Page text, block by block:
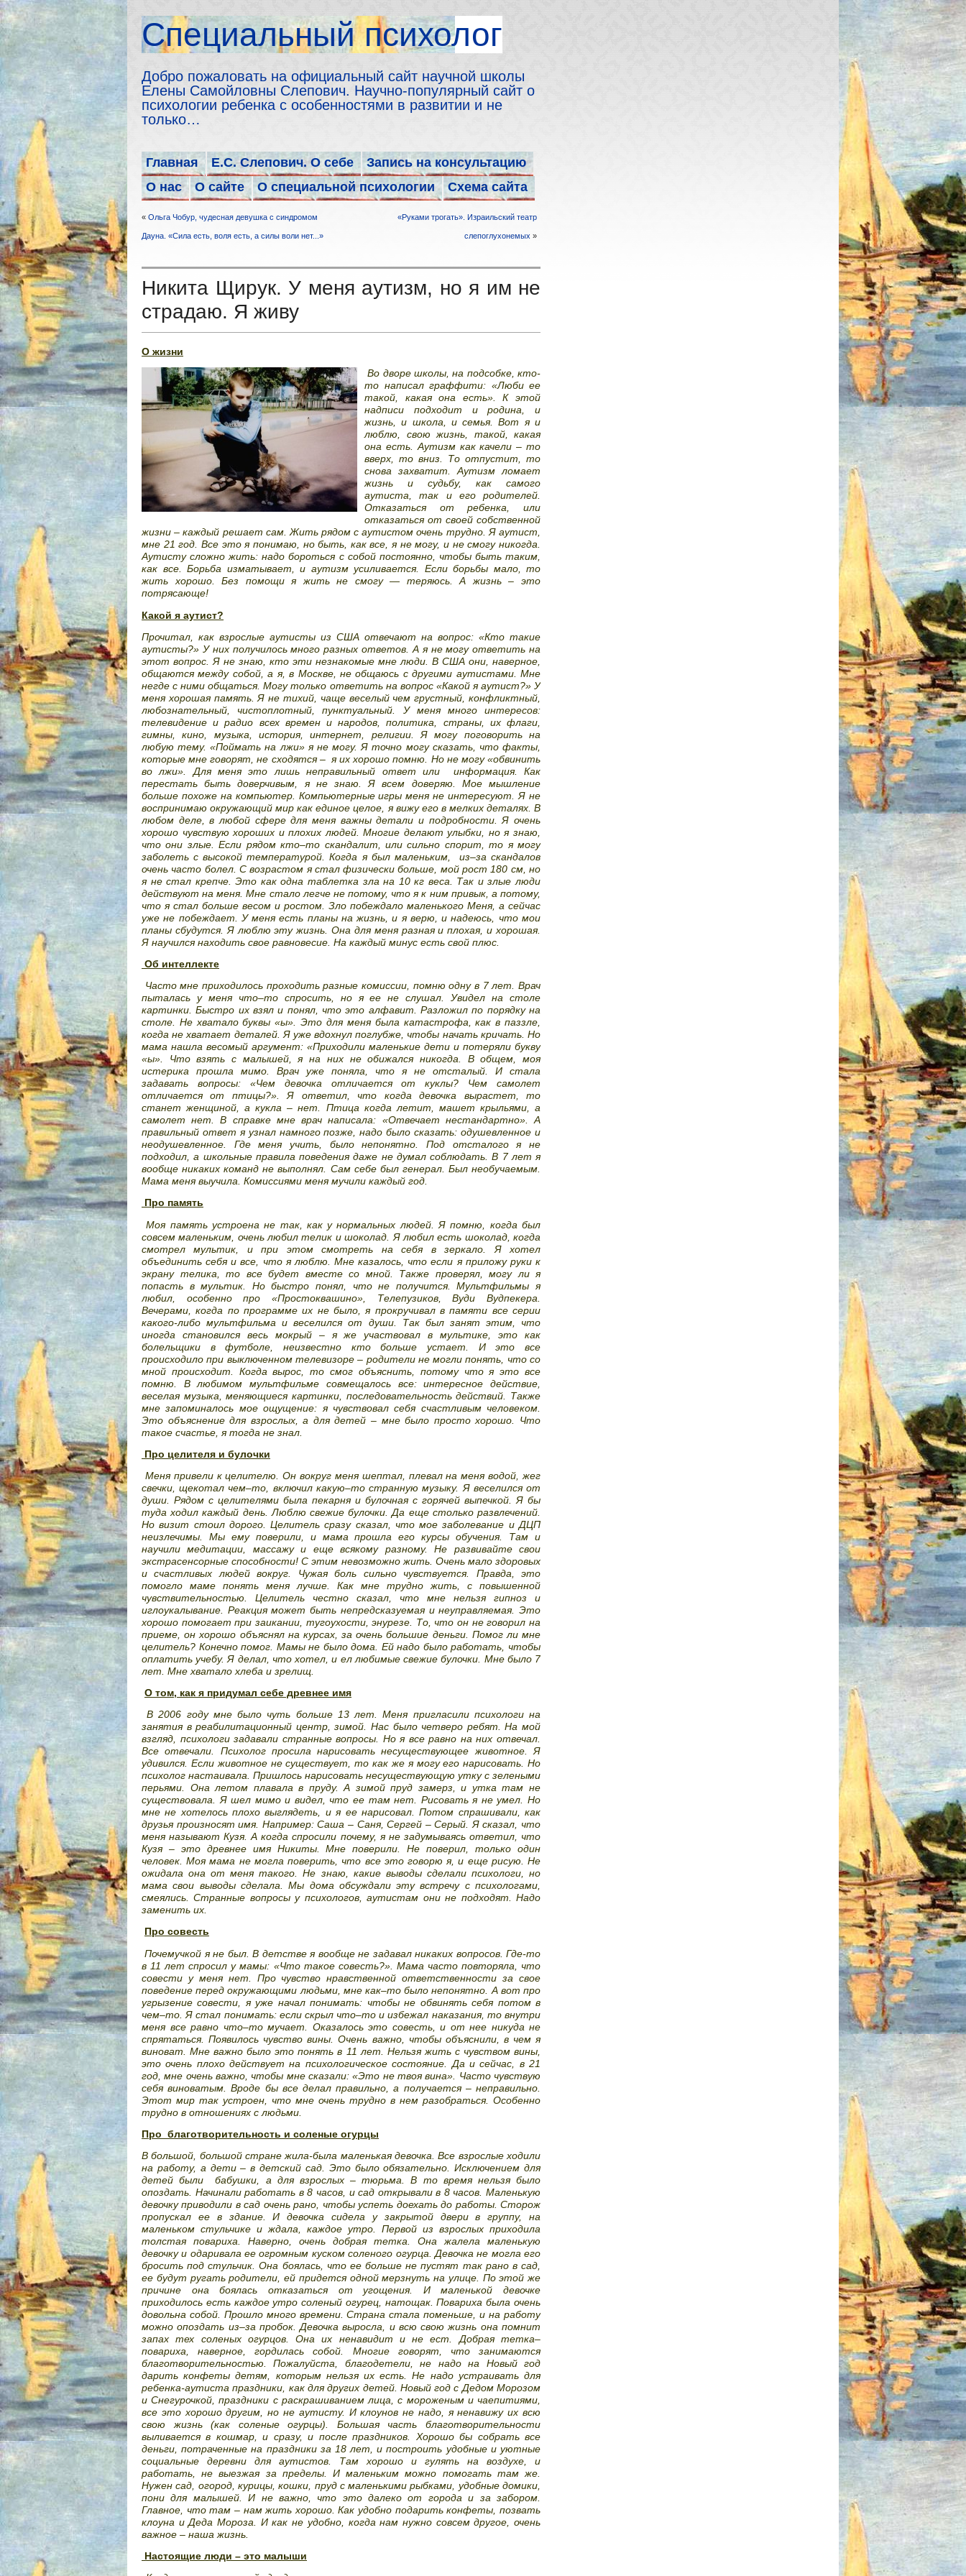
Cпециальный психолог
Добро пожаловать на официальный сайт научной школы
Елены Самойловны Слепович. Научно-популярный сайт о
психологии ребенка с особенностями в развитии и не
только…
Главная Е.С. Слепович. О себе
Запись на консультацию
О нас
О сайте О специальной психологии Схема сайта
« Ольга Чобур, чудесная девушка с синдромом
Дауна. «Сила есть, воля есть, а силы воли нет...»
«Руками трогать». Израильский театр
слепоглухонемых »
Никита Щирук. У меня аутизм, но я им не
страдаю. Я живу
О жизни
Во дворе школы, на подсобке, кто-
то написал граффити: «Люби ее
такой, какая она есть». К этой
надписи подходит и родина, и
жизнь, и школа, и семья. Вот я и
люблю, свою жизнь, такой, какая
она есть. Аутизм как качели – то
вверх, то вниз. То отпустит, то
снова захватит. Аутизм ломает
жизнь и судьбу, как самого
аутиста, так и его родителей.
Отказаться от ребенка, или
отказаться от своей собственной
жизни – каждый решает сам. Жить рядом с аутистом очень трудно. Я аутист,
мне 21 год. Все это я понимаю, но быть, как все, я не могу, и не смогу никогда.
Аутисту сложно жить: надо бороться с собой постоянно, чтобы быть таким,
как все. Борьба изматывает, и аутизм усиливается. Если борьбы мало, то
жить хорошо. Без помощи я жить не смогу — теряюсь. А жизнь – это
потрясающе!
Какой я аутист?
Прочитал, как взрослые аутисты из США отвечают на вопрос: «Кто такие
аутисты?» У них получилось много разных ответов. А я не могу ответить на
этот вопрос. Я не знаю, кто эти незнакомые мне люди. В США они, наверное,
общаются между собой, а я, в Москве, не общаюсь с другими аутистами. Мне
негде с ними общаться. Могу только ответить на вопрос «Какой я аутист?» У
меня хорошая память. Я не тихий, чаще веселый чем грустный, конфликтный,
любознательный, чистоплотный, пунктуальный. У меня много интересов:
телевидение и радио всех времен и народов, политика, страны, их флаги,
гимны, кино, музыка, история, интернет, религии. Я могу поговорить на
любую тему. «Поймать на лжи» я не могу. Я точно могу сказать, что факты,
которые мне говорят, не сходятся – я их хорошо помню. Но не могу «обвинить
во лжи». Для меня это лишь неправильный ответ или
информация. Как
перестать быть доверчивым, я не знаю. Я всем доверяю. Мое мышление
больше похоже на компьютер. Компьютерные игры меня не интересуют. Я не
воспринимаю окружающий мир как единое целое, я вижу его в мелких деталях. В
любом деле, в любой сфере для меня важны детали и подробности. Я очень
хорошо чувствую хороших и плохих людей. Многие делают улыбки, но я знаю,
что они злые. Если рядом кто–то скандалит, или сильно спорит, то я могу
заболеть с высокой температурой. Когда я был маленьким,
из–за скандалов
очень часто болел. С возрастом я стал физически больше, мой рост 180 см, но
я не стал крепче. Это как одна таблетка зла на 10 кг веса. Так и злые люди
действуют на меня. Мне стало легче не потому, что я к ним привык, а потому,
что я стал больше весом и ростом. Зло побеждало маленького Меня, а сейчас
уже не побеждает. У меня есть планы на жизнь, и я верю, и надеюсь, что мои
планы сбудутся. Я люблю эту жизнь. Она для меня разная и плохая, и хорошая.
Я научился находить свое равновесие. На каждый минус есть свой плюс.
Об интеллекте
Часто мне приходилось проходить разные комиссии, помню одну в 7 лет. Врач
пыталась у меня что–то спросить, но я ее не слушал. Увидел на столе
картинки. Быстро их взял и понял, что это алфавит. Разложил по порядку на
столе. Не хватало буквы «ы». Это для меня была катастрофа, как в паззле,
когда не хватает деталей. Я уже вдохнул поглубже, чтобы начать кричать. Но
мама нашла весомый аргумент: «Приходили маленькие дети и потеряли букву
«ы». Что взять с малышей, я на них не обижался никогда. В общем, моя
истерика прошла мимо. Врач уже поняла, что я не отсталый. И стала
задавать вопросы: «Чем девочка отличается от куклы? Чем самолет
отличается от птицы?». Я ответил, что когда девочка вырастет, то
станет женщиной, а кукла – нет. Птица когда летит, машет крыльями, а
самолет нет. В справке мне врач написала: «Отвечает нестандартно». А
правильный ответ я узнал намного позже, надо было сказать: одушевленное и
неодушевленное. Где меня учить, было непонятно. Под отсталого я не
подходил, а школьные правила поведения даже не думал соблюдать. В 7 лет я
вообще никаких команд не выполнял. Сам себе был генерал. Был необучаемым.
Мама меня выучила. Комиссиями меня мучили каждый год.
Про память
Моя память устроена не так, как у нормальных людей. Я помню, когда был
совсем маленьким, очень любил телик и шоколад. Я любил есть шоколад, когда
смотрел мультик, и при этом смотреть на себя в зеркало. Я хотел
объединить себя и все, что я люблю. Мне казалось, что если я приложу руки к
экрану телика, то все будет вместе со мной. Также проверял, могу ли я
попасть в мультик. Но быстро понял, что не получится. Мультфильмы я
любил, особенно про «Простоквашино», Телепузиков, Вуди Вудпекера.
Вечерами, когда по программе их не было, я прокручивал в памяти все серии
какого-либо мультфильма и веселился от души. Так был занят этим, что
иногда становился весь мокрый – я же участвовал в мультике, это как
болельщики в футболе, неизвестно кто больше устает. И это все
происходило при выключенном телевизоре – родители не могли понять, что со
мной происходит. Когда вырос, то смог объяснить, потому что я это все
помню. В любимом мультфильме совмещалось все: интересное действие,
веселая музыка, меняющиеся картинки, последовательность действий. Также
мне запоминалось мое ощущение: я чувствовал себя счастливым человеком.
Это объяснение для взрослых, а для детей – мне было просто хорошо. Что
такое счастье, я тогда не знал.
Про целителя и булочки
Меня привели к целителю. Он вокруг меня шептал, плевал на меня водой, жег
свечки, щекотал чем–то, включил какую–то странную музыку. Я веселился от
души. Рядом с целителями была пекарня и булочная с горячей выпечкой. Я бы
туда ходил каждый день. Люблю свежие булочки. Да еще столько развлечений.
Но визит стоил дорого. Целитель сразу сказал, что мое заболевание и ДЦП
неизлечимы. Мы ему поверили, и мама прошла его курсы обучения. Там и
научили медитации, массажу и еще всякому разному. Не развивайте свои
экстрасенсорные способности! С этим невозможно жить. Очень мало здоровых
и счастливых людей вокруг. Чужая боль сильно чувствуется. Правда, это
помогло маме понять меня лучше. Как мне трудно жить, с повышенной
чувствительностью. Целитель честно сказал, что мне нельзя гипноз и
иглоукалывание. Реакция может быть непредсказуемая и неуправляемая. Это
хорошо помогает при заикании, тугоухости, энурезе. То, что он не говорил на
приеме, он хорошо объяснял на курсах, за очень большие деньги. Помог ли мне
целитель? Конечно помог. Мамы не было дома. Ей надо было работать, чтобы
оплатить учебу. Я делал, что хотел, и ел любимые свежие булочки. Мне было 7
лет. Мне хватало хлеба и зрелищ.
О том, как я придумал себе древнее имя
В 2006 году мне было чуть больше 13 лет. Меня пригласили психологи на
занятия в реабилитационный центр, зимой. Нас было четверо ребят. На мой
взгляд, психологи задавали странные вопросы. Но я все равно на них отвечал.
Все отвечали. Психолог просила нарисовать несуществующее животное. Я
удивился. Если животное не существует, то как же я могу его нарисовать. Но
психолог настаивала. Пришлось нарисовать несуществующую утку с зелеными
перьями. Она летом плавала в пруду. А зимой пруд замерз, и утка там не
существовала. Я шел мимо и видел, что ее там нет. Рисовать я не умел. Но
мне не хотелось плохо выглядеть, и я ее нарисовал. Потом спрашивали, как
друзья произносят имя. Например: Саша – Саня, Сергей – Серый. Я сказал, что
меня называют Кузя. А когда спросили почему, я не задумываясь ответил, что
Кузя – это древнее имя Никиты. Мне поверили. Не поверил, только один
человек. Моя мама не могла поверить, что все это говорю я, и еще рисую. Не
ожидала она от меня такого. Не знаю, какие выводы сделали психологи, но
мама свои выводы сделала. Мы дома обсуждали эту встречу с психологами,
смеялись. Странные вопросы у психологов, аутистам они не подходят. Надо
заменить их.
Про совесть
Почемучкой я не был. В детстве я вообще не задавал никаких вопросов. Где-то
в 11 лет спросил у мамы: «Что такое совесть?». Мама часто повторяла, что
совести у меня нет. Про чувство нравственной ответственности за свое
поведение перед окружающими людьми, мне как–то было непонятно. А вот про
угрызение совести, я уже начал понимать: чтобы не обвинять себя потом в
чем–то. Я стал понимать: если скрыл что–то и избежал наказания, то внутри
меня все равно что–то мучает. Оказалось это совесть, и от нее никуда не
спрятаться. Появилось чувство вины. Очень важно, чтобы объяснили, в чем я
виноват. Мне важно было это понять в 11 лет. Нельзя жить с чувством вины,
это очень плохо действует на психологическое состояние. Да и сейчас, в 21
год, мне очень важно, чтобы мне сказали: «Это не твоя вина». Часто чувствую
себя виноватым. Вроде бы все делал правильно, а получается – неправильно.
Этот мир так устроен, что мне очень трудно в нем разобраться. Особенно
трудно в отношениях с людьми.
Про благотворительность и соленые огурцы
В большой, большой стране жила-была маленькая девочка. Все взрослые ходили
на работу, а дети – в детский сад. Это было обязательно. Исключением для
детей были
бабушки, а для взрослых – тюрьма. В то время нельзя было
опоздать. Начинали работать в 8 часов, и сад открывали в 8 часов. Маленькую
девочку приводили в сад очень рано, чтобы успеть доехать до работы. Сторож
пропускал ее в здание. И девочка сидела у закрытой двери в группу, на
маленьком стульчике и ждала, каждое утро. Первой из взрослых приходила
толстая повариха. Наверно, очень добрая тетка. Она жалела маленькую
девочку и одаривала ее огромным куском соленого огурца. Девочка не могла его
бросить под стульчик. Она боялась, что ее больше не пустят так рано в сад,
ее будут ругать родители, ей придется одной мерзнуть на улице. По этой же
причине она боялась отказаться от угощения. И маленькой девочке
приходилось есть каждое утро соленый огурец, натощак. Повариха была очень
довольна собой. Прошло много времени. Страна стала поменьше, и на работу
можно опоздать из–за пробок. Девочка выросла, и всю свою жизнь она помнит
запах тех соленых огурцов. Она их ненавидит и не ест. Добрая тетка–
повариха, наверное, гордилась собой. Многие говорят, что занимаются
благотворительностью. Пожалуйста, благодетели, не надо на Новый год
дарить конфеты детям, которым нельзя их есть. Не надо устраивать для
ребенка-аутиста праздники, как для других детей. Новый год с Дедом Морозом
и Снегурочкой, праздники с раскрашиванием лица, с мороженым и чаепитиями,
все это хорошо другим, но не аутисту. И клоунов не надо, я ненавижу их всю
свою жизнь (как соленые огурцы). Большая часть благотворительности
выливается в кошмар, и сразу, и после праздников. Хорошо бы собрать все
деньги, потраченные на праздники за 18 лет, и построить удобные и уютные
социальные деревни для аутистов. Там хорошо и гулять на воздухе, и
работать, не выезжая за пределы. И маленьким можно помогать там же.
Нужен сад, огород, курицы, кошки, пруд с маленькими рыбками, удобные домики,
пони для малышей. И не важно, что это далеко от города и за забором.
Главное, что там – нам жить хорошо. Как удобно подарить конфеты, позвать
клоуна и Деда Мороза. И как не удобно, когда нам нужно совсем другое, очень
важное – наша жизнь.
Настоящие люди – это малыши